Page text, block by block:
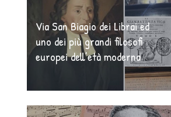
Via San Biagio dei Librai ed
uno dei più grandi filosofi
europei dell’età moderna